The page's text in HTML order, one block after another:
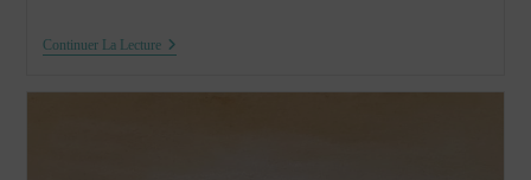
Continuer La LecturePâtissons